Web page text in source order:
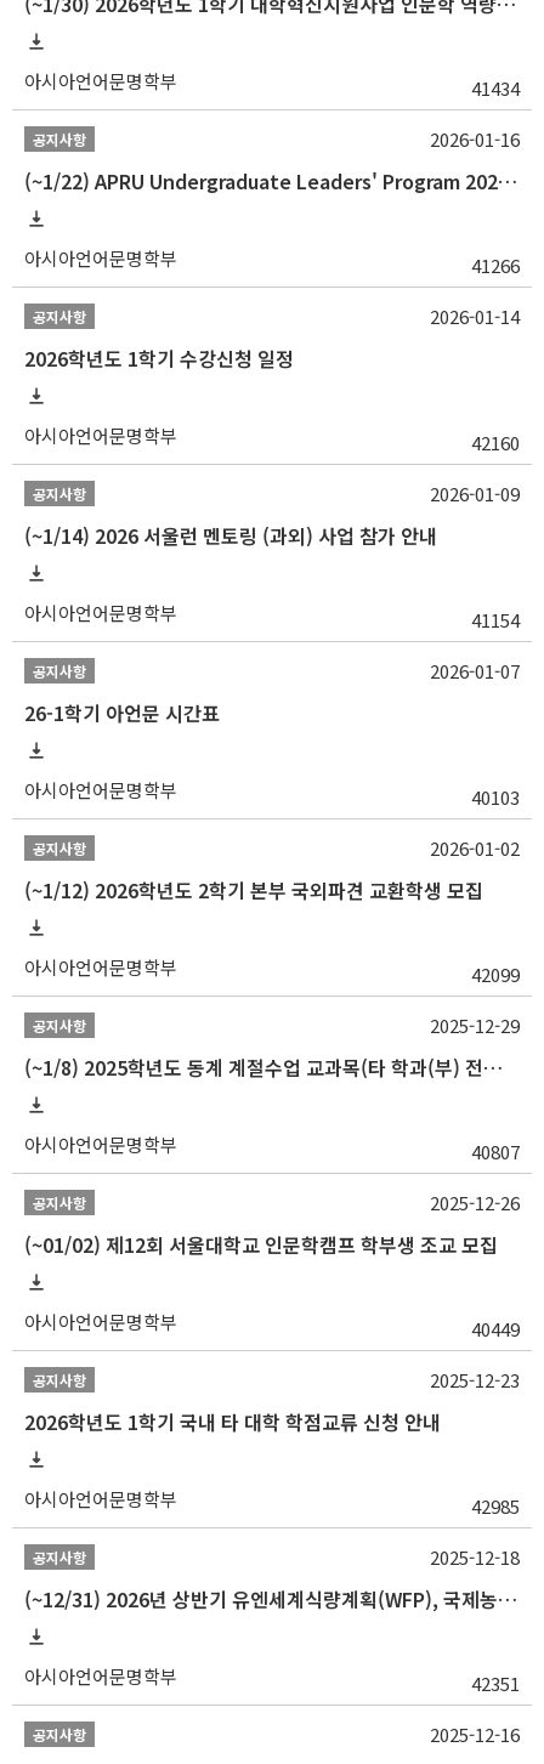
아시아언어문명학부 41434
공지사항
(~1/22) APRU Undergraduate Leaders' Program 2026 프로그램 참가자 모집
아시아언어문명학부 41266
2026-01-16
공지사항
2026학년도 1학기 수강신청 일정
아시아언어문명학부 42160
2026-01-14
공지사항
(~1/14) 2026 서울런 멘토링 (과외) 사업 참가 안내
아시아언어문명학부 41154
2026-01-09
공지사항
26-1학기 아언문 시간표
아시아언어문명학부 40103
2026-01-07
공지사항
(~1/12) 2026학년도 2학기 본부 국외파견 교환학생 모집
아시아언어문명학부 42099
2026-01-02
공지사항
(~1/8) 2025학년도 동계 계절수업 교과목(타 학과(부) 전공 및 교양) 성적평가방법 선택제 신청 안내
아시아언어문명학부 40807
2025-12-29
공지사항
(~01/02) 제12회 서울대학교 인문학캠프 학부생 조교 모집
아시아언어문명학부 40449
2025-12-26
공지사항
2026학년도 1학기 국내 타 대학 학점교류 신청 안내
아시아언어문명학부 42985
2025-12-23
공지사항
(~12/31) 2026년 상반기 유엔세계식량계획(WFP), 국제농업개발기금(IFAD) 및 유엔아동기금(UNICEF) 인턴십 프로그램 참가자 모집
아시아언어문명학부 42351
2025-12-18
공지사항 2025-12-16